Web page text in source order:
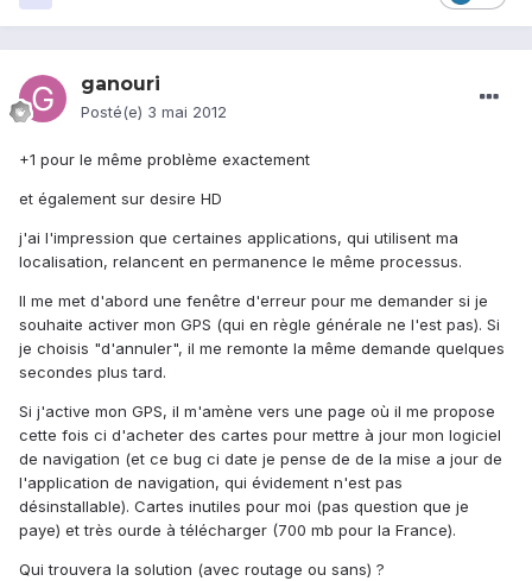
ganouri
Posté(e) 3 mai 2012
+1 pour le même problème exactement
et également sur desire HD
j'ai l'impression que certaines applications, qui utilisent ma
localisation, relancent en permanence le même processus.
Il me met d'abord une fenêtre d'erreur pour me demander si je
souhaite activer mon GPS (qui en règle générale ne l'est pas). Si
je choisis "d'annuler", il me remonte la même demande quelques
secondes plus tard.
Si j'active mon GPS, il m'amène vers une page où il me propose
cette fois ci d'acheter des cartes pour mettre à jour mon logiciel
de navigation (et ce bug ci date je pense de de la mise a jour de
l'application de navigation, qui évidement n'est pas
désinstallable). Cartes inutiles pour moi (pas question que je
paye) et très ourde à télécharger (700 mb pour la France).
Qui trouvera la solution (avec routage ou sans) ?